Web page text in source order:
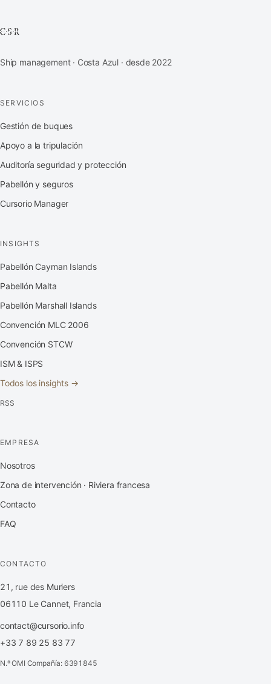
Ship management · Costa Azul · desde 2022
SERVICIOS
Gestión de buques
Apoyo a la tripulación
Auditoría seguridad y protección
Pabellón y seguros
Cursorio Manager
INSIGHTS
Pabellón Cayman Islands
Pabellón Malta
Pabellón Marshall Islands
Convención MLC 2006
Convención STCW
ISM & ISPS
Todos los insights →
RSS
EMPRESA
Nosotros
Zona de intervención · Riviera francesa
Contacto
FAQ
CONTACTO
21, rue des Muriers
06110 Le Cannet, Francia
contact@cursorio.info
+33 7 89 25 83 77
N.º OMI Compañía: 6391845